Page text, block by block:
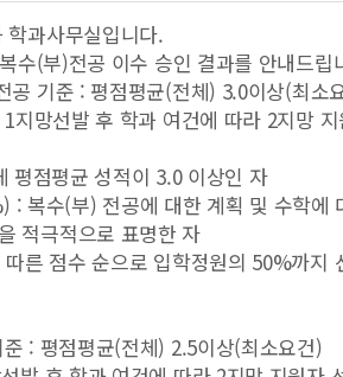
학과사무실입니다.
수(부)전공 이수 승인 결과를 안내드립
기준 : 평점평균(전체) 3.0이상(최소
지망선발 후 학과 여건에 따라 2지망
평점평균 성적이 3.0 이상인 자
: 복수(부) 전공에 대한 계획 및 수학에
적극적으로 표명한 자
른 점수 순으로 입학정원의 50%까지
: 평점평균(전체) 2.5이상(최소요건)